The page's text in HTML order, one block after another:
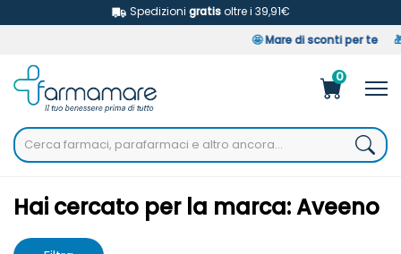
Spedizioni gratisoltre i 39,91€
🤩Mare di sconti per te🎁
0
Home Marche parafarmaci Aveeno
Hai cercato per la marca: Aveeno